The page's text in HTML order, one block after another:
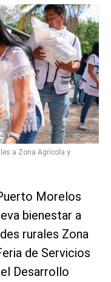
a Zona Agrícola y
Morelos
bienestar a
rurales Zona
de Servicios
Desarrollo